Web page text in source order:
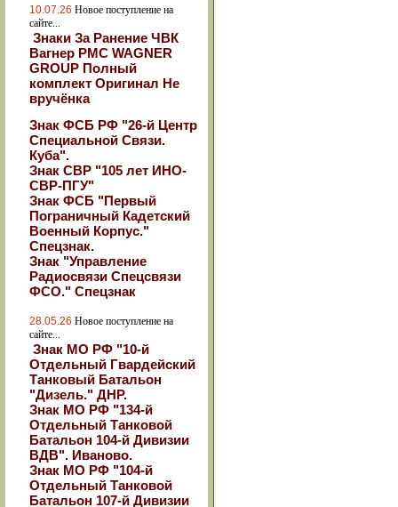
10.07.26 Новое поступление на
сайте...
Знаки За Ранение ЧВК
Вагнер РМС WAGNER
GROUP Полный
комплект Оригинал Не
вручёнка
Знак ФСБ РФ "26-й Центр
Специальной Связи.
Куба".
Знак СВР "105 лет ИНО-
СВР-ПГУ"
Знак ФСБ "Первый
Пограничный Кадетский
Военный Корпус."
Спецзнак.
Знак "Управление
Радиосвязи Спецсвязи
ФСО." Спецзнак
28.05.26 Новое поступление на
сайте...
Знак МО РФ "10-й
Отдельный Гвардейский
Танковый Батальон
"Дизель." ДНР.
Знак МО РФ "134-й
Отдельный Танковой
Батальон 104-й Дивизии
ВДВ". Иваново.
Знак МО РФ "104-й
Отдельный Танковой
Батальон 107-й Дивизии